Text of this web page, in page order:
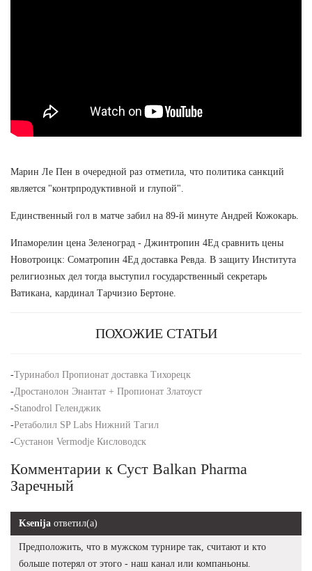
Марин Ле Пен в очередной раз отметила, что политика санкций
является "контрпродуктивной и глупой".
Единственный гол в матче забил на 89-й минуте Андрей Кожокарь.
Ипаморелин цена Зеленоград - Джинтропин 4Ед сравнить цены
Новотроицк: Cоматропин 4Ед доставка Ревда. В защиту Института
религиозных дел тогда выступил государственный секретарь
Ватикана, кардинал Тарчизио Бертоне.
ПОХОЖИЕ СТАТЬИ
-Туринабол Пропионат доставка Тихорецк
-Дростанолон Энантат + Пропионат Златоуст
-Stanodrol Геленджик
-Ретаболил SP Labs Нижний Тагил
-Сустанон Vermodje Кисловодск
Комментарии к Суст Balkan Pharma
Заречный
Ksenija ответил(а)
Предположить, что в мужском турнире так, считают и кто
больше потерял от этого - наш канал или компаньоны.